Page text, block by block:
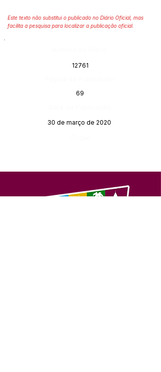
Este texto não substitui o publicado no Diário Oficial, mas
facilita a pesquisa para localizar a publicação oficial.
12761
69
30 de março de 2020